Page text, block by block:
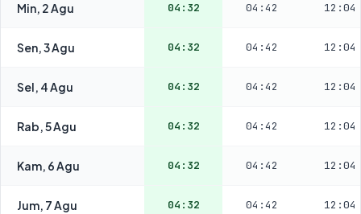
Min, 2 Agu 04:32 04:42 12:04
Sen, 3 Agu 04:32 04:42 12:04
Sel, 4 Agu 04:32 04:42 12:04
Rab, 5 Agu 04:32 04:42 12:04
Kam, 6 Agu 04:32 04:42 12:04
Jum, 7 Agu 04:32 04:42 12:04